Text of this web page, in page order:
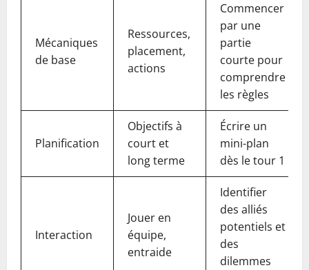
Mécaniques
de base
Ressources,
placement,
actions
Commencer
par une
partie
courte pour
comprendre
les règles
Planification
Objectifs à
court et
long terme
Écrire un
mini-plan
dès le tour 1
Interaction
Jouer en
équipe,
entraide
Identifier
des alliés
potentiels et
des
dilemmes